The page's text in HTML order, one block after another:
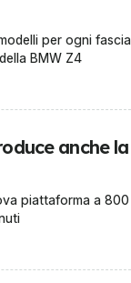
per ogni fascia
BMW Z4
anche la
piattaforma a 800